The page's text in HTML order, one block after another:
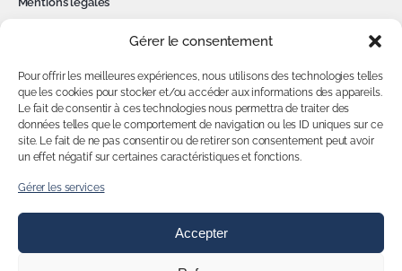
Gérer le consentement
Pour offrir les meilleures expériences, nous utilisons des technologies telles
que les cookies pour stocker et/ou accéder aux informations des appareils.
Le fait de consentir à ces technologies nous permettra de traiter des
données telles que le comportement de navigation ou les ID uniques sur ce
site. Le fait de ne pas consentir ou de retirer son consentement peut avoir
un effet négatif sur certaines caractéristiques et fonctions.
Gérer les services
Accepter
Contact
MON COMPTE
NOUS SUIVRE